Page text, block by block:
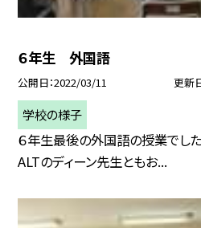
６年生 外国語
公開日 2022/03/11 更新
学校の様子
６年生最後の外国語の授業でした
ALTのディーン先生ともお...